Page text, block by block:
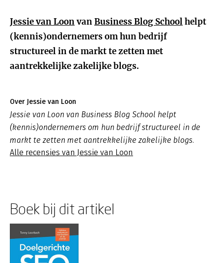
Jessie van LoonvanBusiness Blog Schoolhelpt
(kennis)ondernemers om hun bedrijf
structureel in de markt te zetten met
aantrekkelijke zakelijke blogs.
Over Jessie van Loon
Jessie van Loon van Business Blog School helpt
(kennis)ondernemers om hun bedrijf structureel in de
markt te zetten met aantrekkelijke zakelijke blogs.
Alle recensies van Jessie van Loon
Boek bij dit artikel